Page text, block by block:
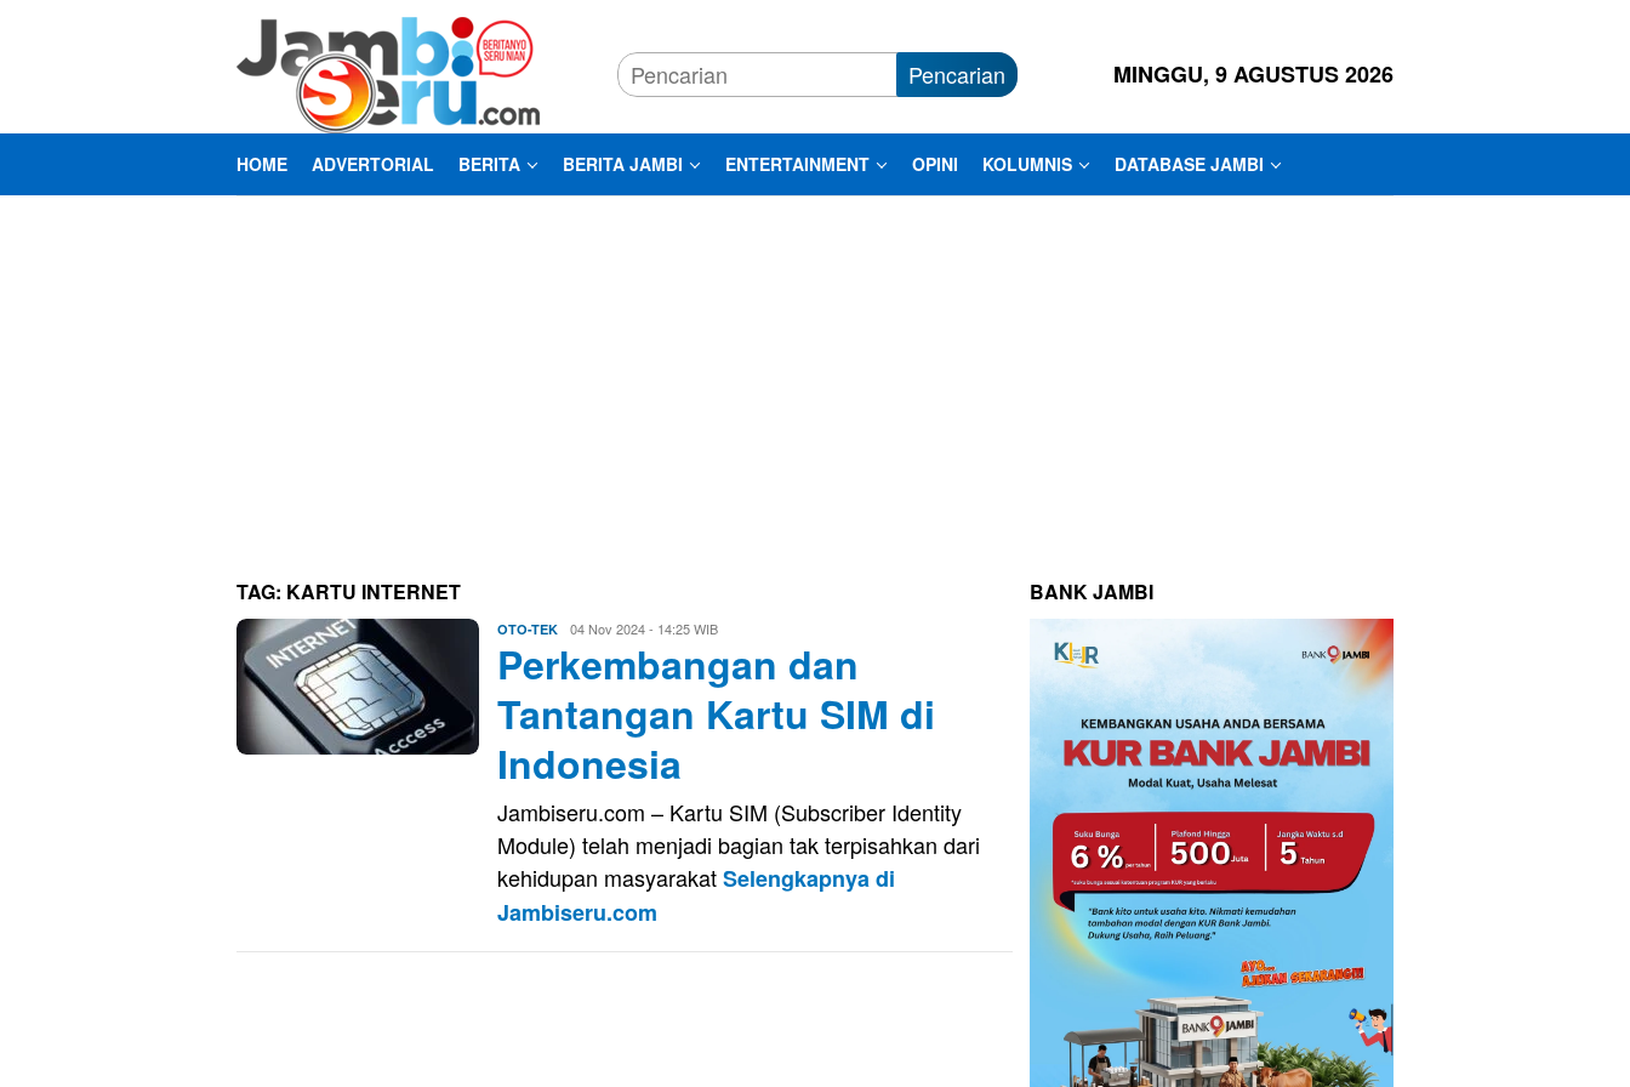
Pencarian MINGGU, 9 AGUSTUS 2026
HOME ADVERTORIAL BERITA BERITA JAMBI ENTERTAINMENT OPINI KOLUMNIS DATABASE JAMBI
TAG: KARTU INTERNET
OTO-TEK Evo
Kusnady
04 Nov 2024 - 14:25 WIB
Perkembangan dan
Tantangan Kartu SIM di
Indonesia
Jambiseru.com – Kartu SIM (Subscriber Identity
Module) telah menjadi bagian tak terpisahkan dari
kehidupan masyarakatSelengkapnya di
Jambiseru.com
BANK JAMBI